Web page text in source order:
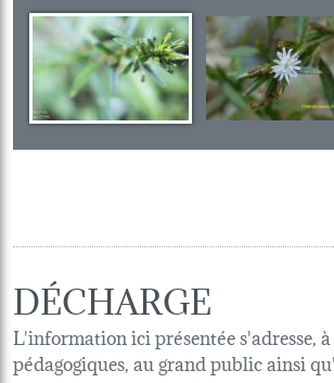
DÉCHARGE
L'information ici présentée s'adresse,
pédagogiques, au grand public ainsi